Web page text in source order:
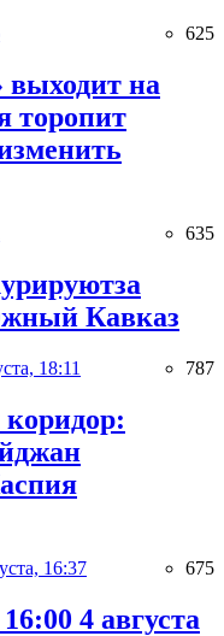
625
на
торопит
635
Кавказ
18:11 787
16:37 675
4 августа